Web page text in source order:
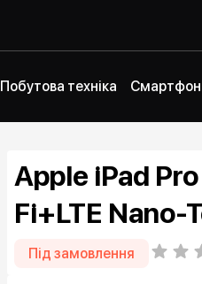
Побутова техніка
Apple iPad
Fi+LTE Nano-
Під замовлення